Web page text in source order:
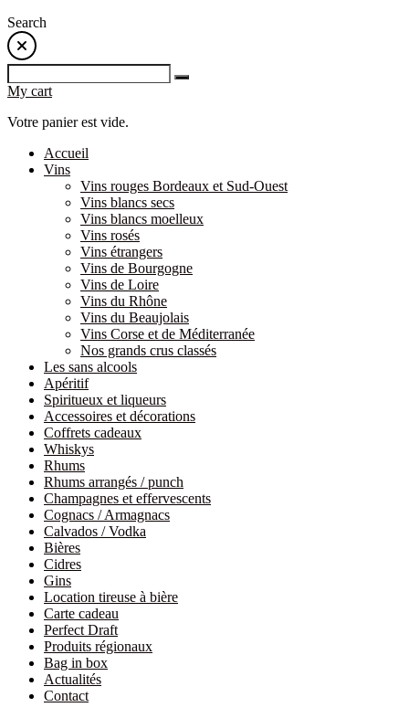
Search
My cart
Votre panier est vide.
Accueil
Vins
Vins rouges Bordeaux et Sud-Ouest
Vins blancs secs
Vins blancs moelleux
Vins rosés
Vins étrangers
Vins de Bourgogne
Vins de Loire
Vins du Rhône
Vins du Beaujolais
Vins Corse et de Méditerranée
Nos grands crus classés
Les sans alcools
Apéritif
Spiritueux et liqueurs
Accessoires et décorations
Coffrets cadeaux
Whiskys
Rhums
Rhums arrangés / punch
Champagnes et effervescents
Cognacs / Armagnacs
Calvados / Vodka
Bières
Cidres
Gins
Location tireuse à bière
Carte cadeau
Perfect Draft
Produits régionaux
Bag in box
Actualités
Contact